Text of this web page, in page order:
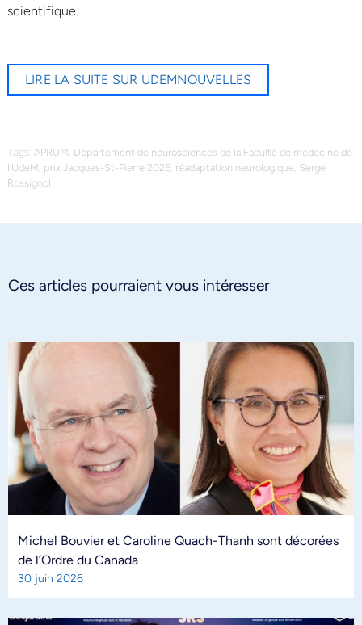
scientifique.
LIRE LA SUITE SUR UDEMNOUVELLES
Tags: APRUM, Département de neurosciences de la Faculté de médecine de
l'UdeM, prix Jacques-St-Pierre 2026, réadaptation neurologique, Serge
Rossignol
Ces articles pourraient vous intéresser
Michel Bouvier et Caroline Quach-Thanh sont décorées
de l’Ordre du Canada
30 juin 2026